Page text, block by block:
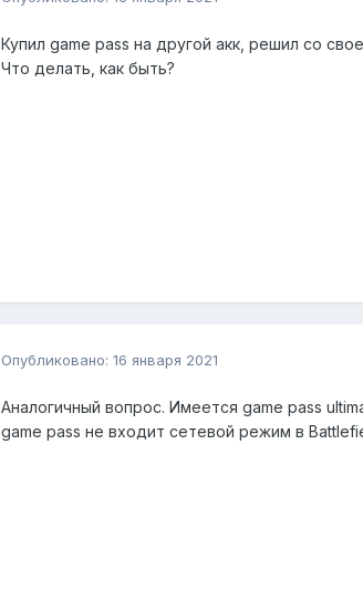
Купил game pass на другой акк, решил со
Что делать, как быть?
Опубликовано: 16 января 2021
Аналогичный вопрос. Имеется game pass
game pass не входит сетевой режим в